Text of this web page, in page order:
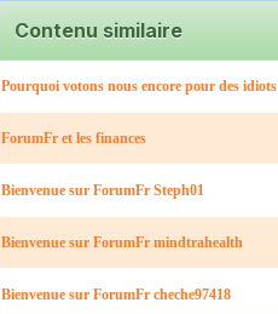
Contenu similaire
Pourquoi votons nous encore pour des idiots
ForumFr et les finances
Bienvenue sur ForumFr Steph01
Bienvenue sur ForumFr mindtrahealth
Bienvenue sur ForumFr cheche97418